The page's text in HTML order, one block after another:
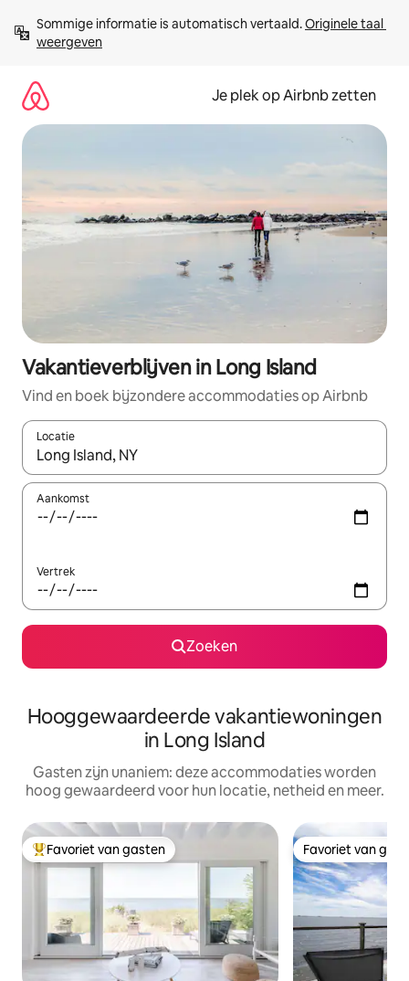
direct
naar
Sommige informatie is automatisch vertaald. Originele taal
weergeven
Je plek op Airbnb zetten
Vakantieverblijven in Long Island
Vind en boek bijzondere accommodaties op Airbnb
Locatie
Wanneer er resultaten beschikbaar zijn, maak je een keuze
Aankomst
Vertrek
Zoeken
Hooggewaardeerde vakantiewoningen
in Long Island
Gasten zijn unaniem: deze accommodaties worden
hoog gewaardeerd voor hun locatie, netheid en meer.
Topfavoriet van gasten
Favoriet van gasten Favoriet van
Favoriet van